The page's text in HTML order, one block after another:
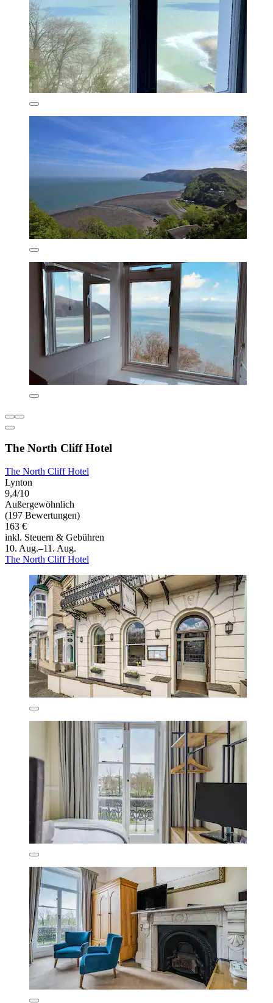
The North Cliff Hotel
The North Cliff Hotel
Lynton
9,4/10
Außergewöhnlich
(197 Bewertungen)
163 €
inkl. Steuern & Gebühren
10. Aug.–11. Aug.
The North Cliff Hotel